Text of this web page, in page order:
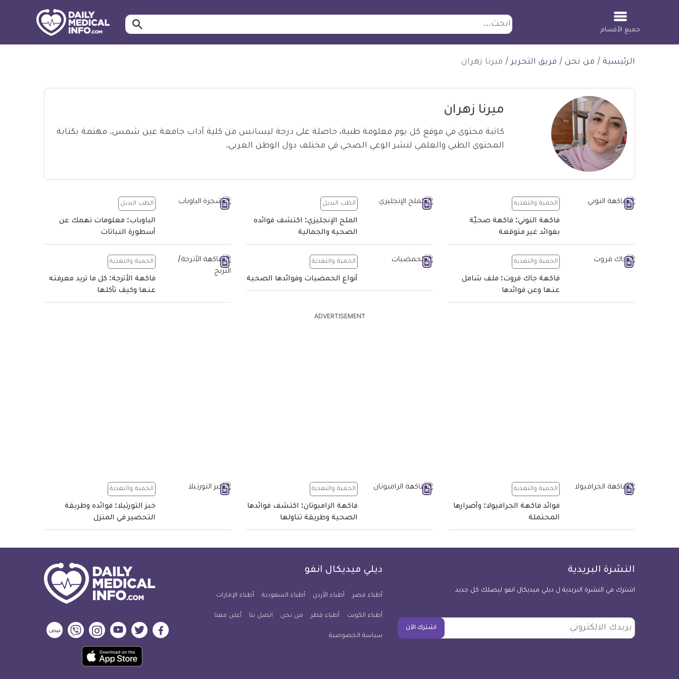
ابحث ابحث…
جميع الأقسام
الرئيسية / من نحن / فريق التحرير/ ميرنا زهران
ميرنا زهران
كاتبة محتوى في موقع كل يوم معلومة طبية، حاصلة على درجة ليسانس من كلية آداب جامعة عين شمس. مهتمة بكتابة
المحتوى الطبي والعلمي لنشر الوعي الصحي في مختلف دول الوطن العربي.
الحمية والتغذية
فاكهة النوني: فاكهة صحيّة
بفوائد غير متوقعة
الطب البديل
الملح الإنجليزي: اكتشف فوائده
الصحية والجمالية
الطب البديل
الباوباب: معلومات تهمك عن
أسطورة النباتات
الحمية والتغذية
فاكهة جاك فروت: ملف شامل
عنها وعن فوائدها
الحمية والتغذية
أنواع الحمضيات وفوائدها الصحية
الحمية والتغذية
فاكهة الأترجة: كل ما تريد معرفته
عنها وكيف تأكلها
ADVERTISEMENT
الحمية والتغذية
فوائد فاكهة الجرافيولا: وأضرارها
المحتملة
الحمية والتغذية
فاكهة الرامبوتان: اكتشف فوائدها
الصحية وطريقة تناولها
الحمية والتغذية
خبز التورتيلا: فوائده وطريقة
التحضير في المنزل
ديلي
ميديكال
ديلي
ميديكال
انفو
ديلي
ميديكال
انفو
ديلي
ميديكال
انفو
ديلي
ديلي
حمل
تطبيق
ديلي ميديكال انفو
أطباء مصر أطباء الأردن أطباء السعودية أطباء الإمارات
أطباء الكويت أطباء قطر من نحن اتصل بنا أعلن معنا
سياسة الخصوصية
النشرة البريدية
اشترك في النشرة البريدية ل ديلي ميديكال انفو ليصلك كل جديد
بريدك
الالكتروني
اشترك الآن